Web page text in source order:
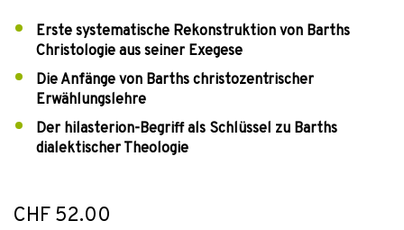
Erste systematische Rekonstruktion von Barths
Christologie aus seiner Exegese
Die Anfänge von Barths christozentrischer
Erwählungslehre
Der hilasterion-Begriff als Schlüssel zu Barths
dialektischer Theologie
CHF 52.00